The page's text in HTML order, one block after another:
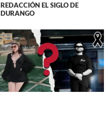
REDACCIÓN EL SIGLO DE
DURANGO